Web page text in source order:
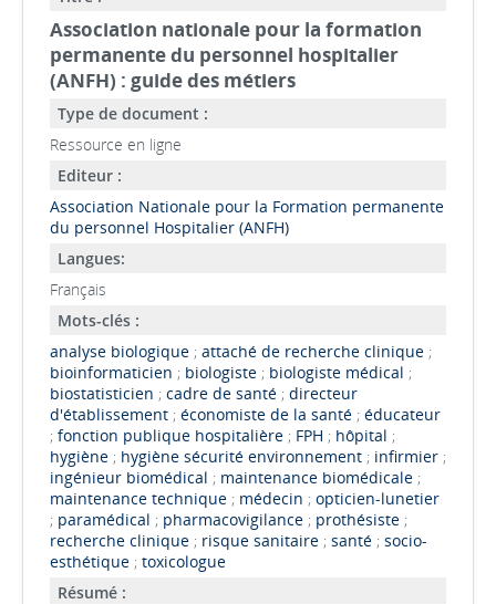
Association nationale pour la formation
permanente du personnel hospitalier
(ANFH) : guide des métiers
Type de document :
Ressource en ligne
Editeur :
Association Nationale pour la Formation permanente
du personnel Hospitalier (ANFH)
Langues:
Français
Mots-clés :
analyse biologique; attaché de recherche clinique;
bioinformaticien ; biologiste; biologiste médical ;
biostatisticien ; cadre de santé; directeur
d'établissement; économiste de la santé; éducateur
; fonction publique hospitalière; FPH ; hôpital ;
hygiène; hygiène sécurité environnement; infirmier;
ingénieur biomédical ; maintenance biomédicale;
maintenance technique; médecin ; opticien-lunetier
; paramédical ; pharmacovigilance; prothésiste;
recherche clinique; risque sanitaire; santé; socio-
esthétique; toxicologue
Résumé :